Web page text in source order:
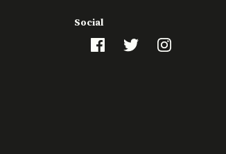
Social